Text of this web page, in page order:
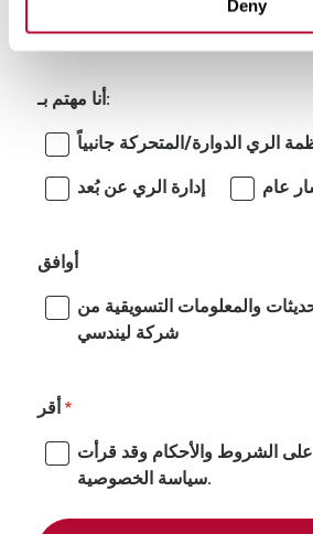
Deny
أنا مهتم بـ:
الري الدوارة/المتحركة جانبياً
إدارة الري عن بُعد عام
أوافق
والمعلومات التسويقية من
شركة ليندسي
أقر
على الشروط والأحكام وقد قرأت
سياسة الخصوصية.